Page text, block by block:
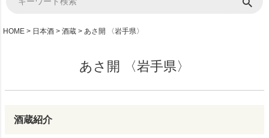
HOME 日本酒 酒蔵 あさ開 〈岩手県〉
あさ開 〈岩手県〉
酒蔵紹介